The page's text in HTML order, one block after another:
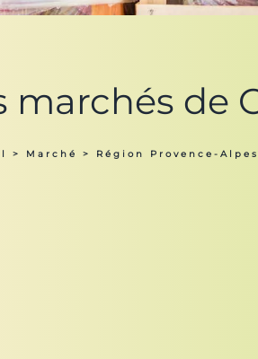
marchés de
> Marché > Région Provence-